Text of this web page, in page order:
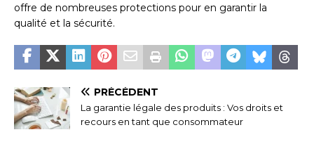
offre de nombreuses protections pour en garantir la
qualité et la sécurité.
PRÉCÉDENT
La garantie légale des produits : Vos droits et
recours en tant que consommateur